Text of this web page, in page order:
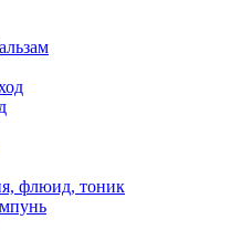
флюид, тоник